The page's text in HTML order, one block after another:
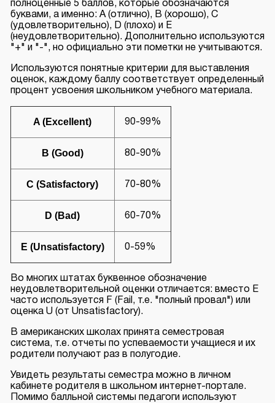
полноценные 5 баллов, которые обозначаются
буквами, а именно: A (отлично), B (хорошо), С
(удовлетворительно), D (плохо) и E
(неудовлетворительно). Дополнительно используются
"+" и "-", но официально эти пометки не учитываются.
Используются понятные критерии для выставления
оценок, каждому баллу соответствует определенный
процент усвоения школьником учебного материала.
A (Excellent) 90-99%
B (Good) 80-90%
C (Satisfactory) 70-80%
D (Bad) 60-70%
E (Unsatisfactory) 0-59%
Во многих штатах буквенное обозначение
неудовлетворительной оценки отличается: вместо E
часто используется F (Fail, т.е. "полный провал") или
оценка U (от Unsatisfactory).
В американских школах принята семестровая
система, т.е. отчеты по успеваемости учащиеся и их
родители получают раз в полугодие.
Увидеть результаты семестра можно в личном
кабинете родителя в школьном интернет-портале.
Помимо балльной системы педагоги используют